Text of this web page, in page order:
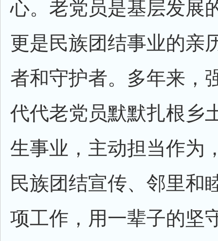
心。老党员是基层发展
更是民族团结事业的亲
者和守护者。多年来，
代代老党员默默扎根乡
生事业，主动担当作为
民族团结宣传、邻里和
项工作，用一辈子的坚